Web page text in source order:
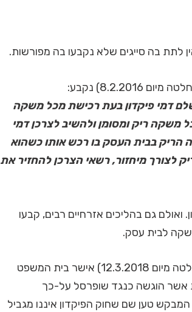
לתת בה סייגים שלא נקבעו בה מפורשות.
מיום 8.2.2016) נקבע:
דמי פיקדון בעת רכישת מכל משקה
משקה ריק ומסומן ולהשיב לצרכן דמי
הריק בבית העסק בו רכש אותו כשהוא
לצורך מיחזור, רשאי הצרכן להחזיר את
גם בהליכים אזרחיים רבים, קבעו
לבית עסק.
(החלטה מיום 12.3.2018) אישר בית המשפט
אשר הוגשה כנגד שופרסל על-כך
טען שם שחוק הפיקדון איננו מגביל